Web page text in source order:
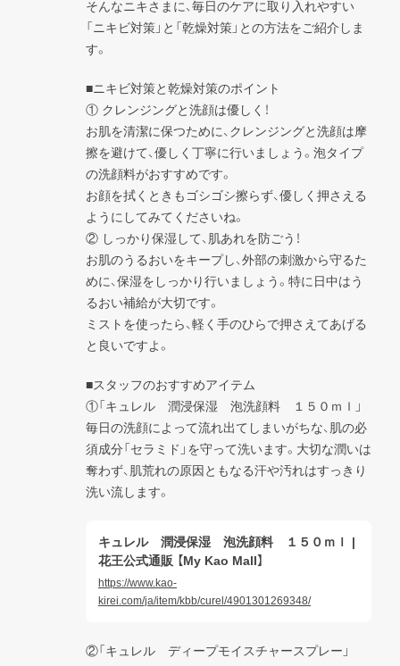
そんなニキさまに、毎日のケアに取り入れやすい
「ニキビ対策」と「乾燥対策」との方法をご紹介しま
す。
■ニキビ対策と乾燥対策のポイント
① クレンジングと洗顔は優しく！
お肌を清潔に保つために、クレンジングと洗顔は摩
擦を避けて、優しく丁寧に行いましょう。泡タイプ
の洗顔料がおすすめです。
お顔を拭くときもゴシゴシ擦らず、優しく押さえる
ようにしてみてくださいね。
② しっかり保湿して、肌あれを防ごう！
お肌のうるおいをキープし、外部の刺激から守るた
めに、保湿をしっかり行いましょう。特に日中はう
るおい補給が大切です。
ミストを使ったら、軽く手のひらで押さえてあげる
と良いですよ。
■スタッフのおすすめアイテム
①「キュレル　潤浸保湿　泡洗顔料　１５０ｍｌ」
毎日の洗顔によって流れ出てしまいがちな、肌の必
須成分「セラミド」を守って洗います。大切な潤いは
奪わず、肌荒れの原因ともなる汗や汚れはすっきり
洗い流します。
キュレル 潤浸保湿 泡洗顔料 １５０ｍｌ |
花王公式通販 【My Kao Mall】
https://www.kao-
kirei.com/ja/item/kbb/curel/4901301269348/
②「キュレル　ディープモイスチャースプレー」